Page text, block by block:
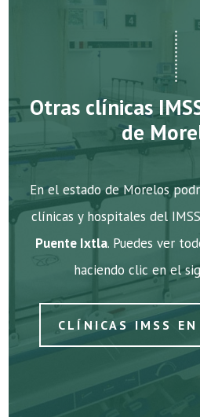
Otras clínicas
de
En el estado de Morelos
clínicas y hospitales del
Puente Ixtla. Puedes ver
haciendo clic en el
CLÍNICAS IMSS EN